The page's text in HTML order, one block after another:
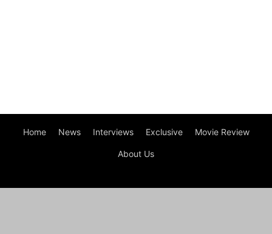
Home News Interviews Exclusive Movie Review
About Us